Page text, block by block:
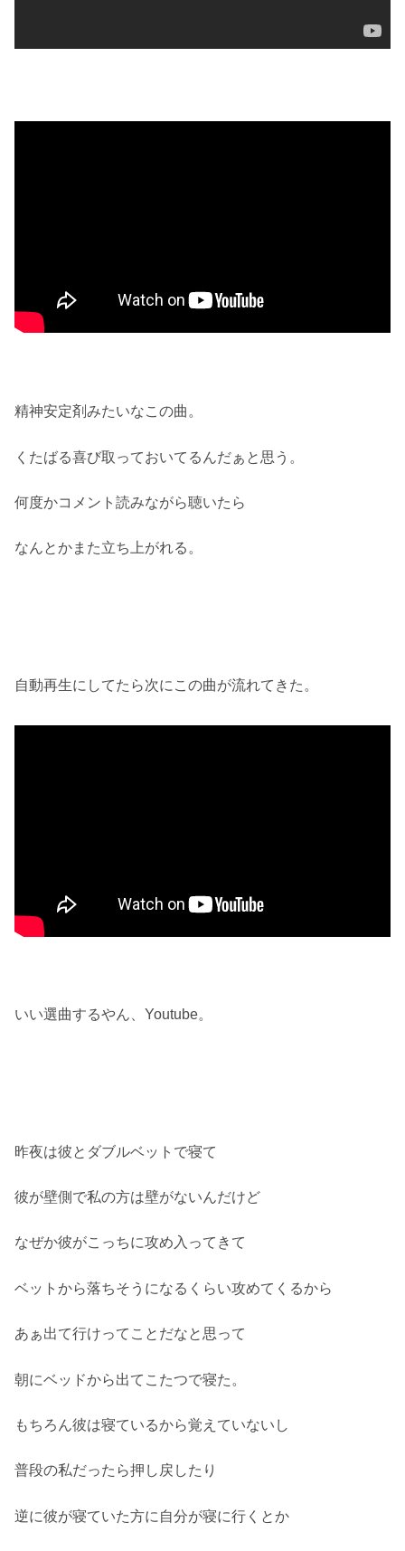
精神安定剤みたいなこの曲。
くたばる喜び取っておいてるんだぁと思う。
何度かコメント読みながら聴いたら
なんとかまた立ち上がれる。
自動再生にしてたら次にこの曲が流れてきた。
いい選曲するやん、Youtube。
昨夜は彼とダブルベットで寝て
彼が壁側で私の方は壁がないんだけど
なぜか彼がこっちに攻め入ってきて
ベットから落ちそうになるくらい攻めてくるから
あぁ出て行けってことだなと思って
朝にベッドから出てこたつで寝た。
もちろん彼は寝ているから覚えていないし
普段の私だったら押し戻したり
逆に彼が寝ていた方に自分が寝に行くとか